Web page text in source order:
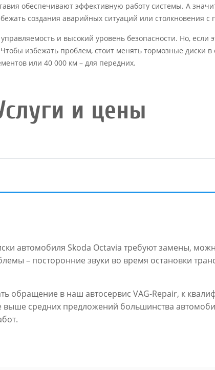
обеспечивают эффективную работу системы. А
создания аварийных ситуаций или столкновения с
и высокий уровень безопасности. Но,
избежать проблем, стоит менять тормозные диски
или 40 000 км – для передних.
и цены
автомобиля Skoda Octavia требуют замены,
– посторонние звуки во время остановки
обращение в наш автосервис VAG-Repair, к
выше средних предложений большинства